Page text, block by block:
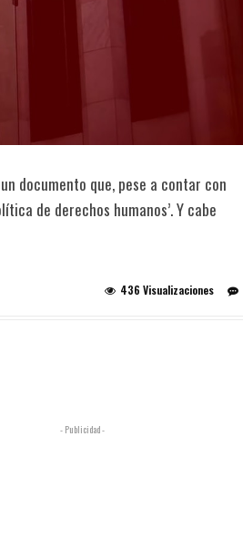
documento que, pese a contar con
de derechos humanos’. Y cabe
436 Visualizaciones
- Publicidad -